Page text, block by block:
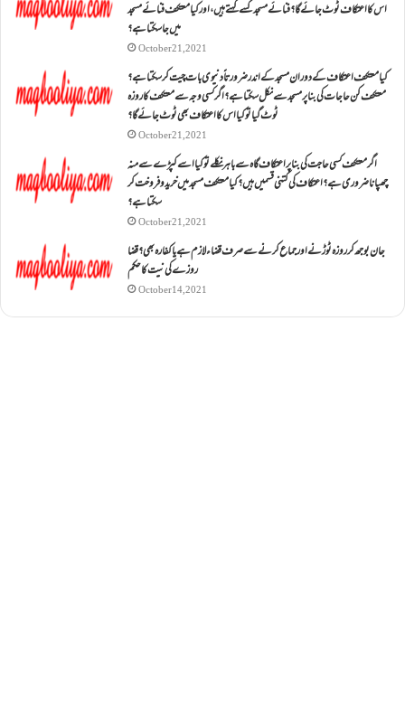
اس کا اعتکاف ٹوٹ جائے گا؟فنائے مسجد کسے کہتے ہیں ، اور کیا معتکف فنائے مسجد
میں جا سکتا ہے؟
October 21, 2021
کیا معتکف اعتکاف کے دوران مسجد کے اندر ضرورتاً دنیوی بات چیت کر سکتا ہے؟
معتکف کن حاجات کی بنا پر مسجد سے نکل سکتا ہے؟ اگر کسی وجہ سے معتکف کا روزہ
ٹوٹ گیا تو کیا اس کا اعتکاف بھی ٹوٹ جائے گا؟
October 21, 2021
اگر معتکف کسی حاجت کی بنا پر اعتکاف گاہ سے باہر نکلے تو کیا اسے کپڑے سے منہ
چھپانا ضروری ہے؟اعتکاف کی کتنی قسمیں ہیں؟کیا معتکف مسجد میں خرید و فروخت کر
سکتا ہے؟
October 21, 2021
جان بوجھ کر روزہ ٹوڑنے اور جماع کرنے سے صرف قضاء لازم ہے یا کفارہ بھی؟ قضا
روزے کی نیت کا حکم
October 14, 2021